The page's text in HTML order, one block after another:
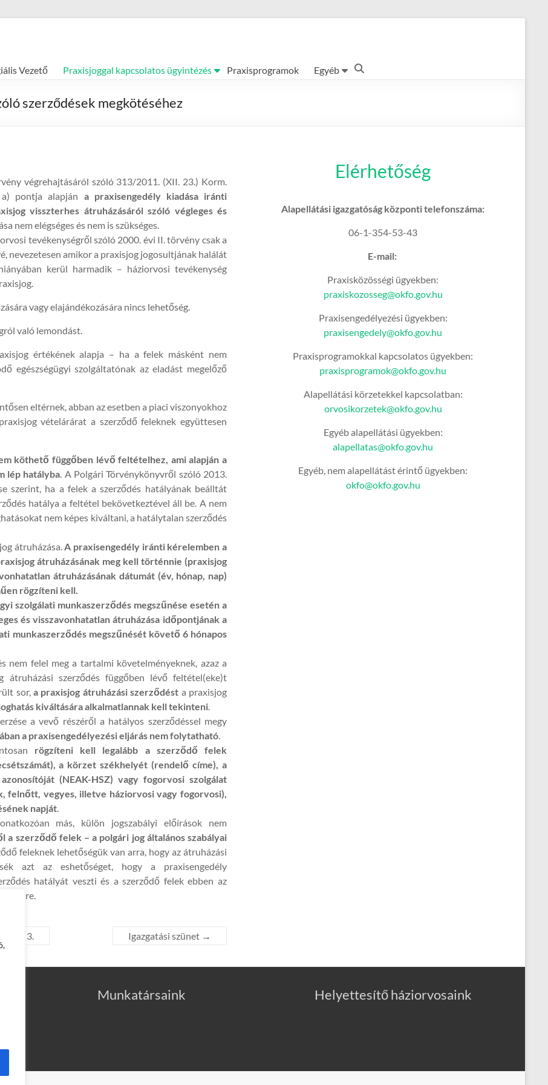
Vezető Praxisjoggal kapcsolatos ügyintézés Praxisprogramok Egyéb
szerződések megkötéséhez
végrehajtásáról szóló 313/2011. (XII. 23.) Korm.
pontja alapján a praxisengedély kiadása iránti
visszterhes átruházásáról szóló végleges és
nem elégséges és nem is szükséges.
tevékenységről szóló 2000. évi II. törvény csak a
nevezetesen amikor a praxisjog jogosultjának halálát
kerül harmadik – háziorvosi tevékenység
vagy elajándékozására nincs lehetőség.
való lemondást.
értékének alapja – ha a felek másként nem
egészségügyi szolgáltatónak az eladást megelőző
eltérnek, abban az esetben a piaci viszonyokhoz
vételárárat a szerződő feleknek együttesen
köthető függőben lévő feltételhez, ami alapján a
lép hatályba. A Polgári Törvénykönyvről szóló 2013.
szerint, ha a felek a szerződés hatályának beálltát
hatálya a feltétel bekövetkeztével áll be. A nem
nem képes kiváltani, a hatálytalan szerződés
átruházása.A praxisengedély iránti kérelemben a
átruházásának meg kell történnie (praxisjog
átruházásának dátumát (év, hónap, nap)
rögzíteni kell.
szolgálati munkaszerződés megszűnése esetén a
és visszavonhatatlan átruházása időpontjának a
munkaszerződés megszűnését követő 6 hónapos
nem felel meg a tartalmi követelményeknek, azaz a
átruházási szerződés függőben lévő feltétel(eke)t
sor, a praxisjog átruházási szerződést a praxisjog
kiváltására alkalmatlannak kell tekinteni.
a vevő részéről a hatályos szerződéssel megy
a praxisengedélyezési eljárás nem folytatható.
rögzíteni kell legalább a szerződő felek
a körzet székhelyét (rendelő címe), a
(NEAK-HSZ) vagy fogorvosi szolgálat
felnőtt, vegyes, illetve háziorvosi vagy fogorvosi),
napját.
más, külön jogszabályi előírások nem
a szerződő felek – a polgári jog általános szabályai
feleknek lehetőségük van arra, hogy az átruházási
azt az eshetőséget, hogy a praxisengedély
hatályát veszti és a szerződő felek ebben az
helyre.
3. Igazgatási szünet →
Elérhetőség
Alapellátási igazgatóság központi telefonszáma:
06-1-354-53-43
E-mail:
Praxisközösségi ügyekben:
praxiskozosseg@okfo.gov.hu
Praxisengedélyezési ügyekben:
praxisengedely@okfo.gov.hu
Praxisprogramokkal kapcsolatos ügyekben:
praxisprogramok@okfo.gov.hu
Alapellátási körzetekkel kapcsolatban:
orvosikorzetek@okfo.gov.hu
Egyéb alapellátási ügyekben:
alapellatas@okfo.gov.hu
Egyéb, nem alapellátást érintő ügyekben:
okfo@okfo.gov.hu
Munkatársaink Helyettesítő háziorvosaink